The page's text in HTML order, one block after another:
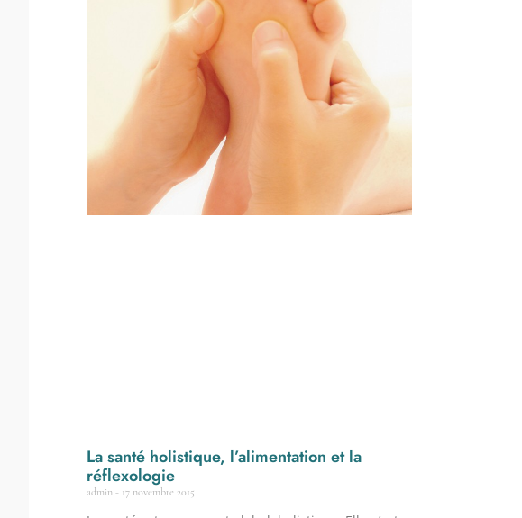
La santé holistique, l’alimentation et la
réflexologie
admin 17 novembre 2015